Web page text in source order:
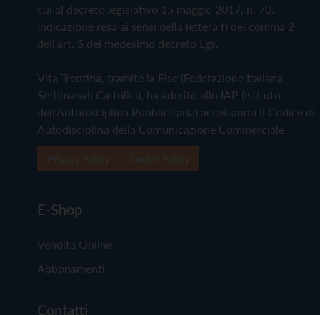
cui al decreto legislativo 15 maggio 2017, n. 70.
Indicazione resa ai sensi della lettera f) del comma 2
dell'art. 5 del medesimo decreto Lgs.
Vita Trentina, tramite la Fisc (Federazione Italiana
Settimanali Cattolici), ha aderito allo IAP (Istituto
dell'Autodisciplina Pubblicitaria) accettando il Codice di
Autodisciplina della Comunicazione Commerciale
E-Shop
Vendita Online
Abbonamenti
Contatti